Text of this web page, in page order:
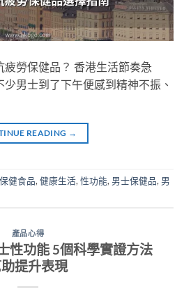
勞保健品？ 香港生活節奏急
男士到了下午便感到精神不振、
READING →
保健食品,健康生活,性功能, 男士保健品, 男
產品心得
性功能 5個科學實證方法
提升表現